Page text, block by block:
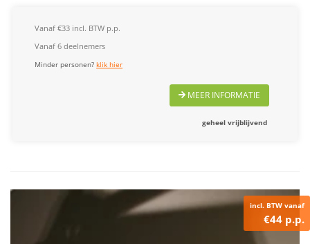
Vanaf €33 incl. BTW p.p.
Vanaf 6 deelnemers
Minder personen?klik hier
MEER INFORMATIE
geheel vrijblijvend
incl. BTW vanaf
€44 p.p.